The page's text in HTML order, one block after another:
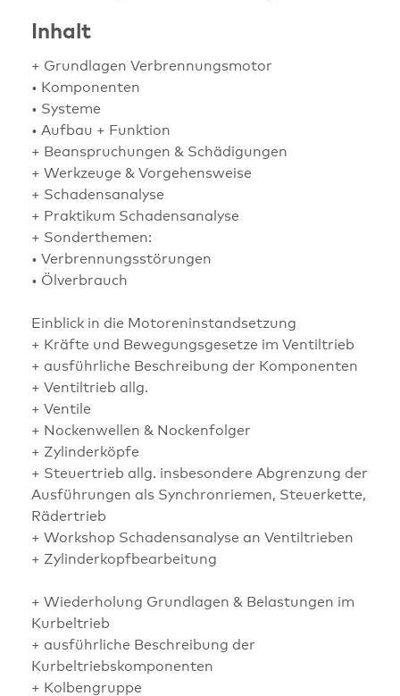
Inhalt
+ Grundlagen Verbrennungsmotor
• Komponenten
• Systeme
• Aufbau + Funktion
+ Beanspruchungen & Schädigungen
+ Werkzeuge & Vorgehensweise
+ Schadensanalyse
+ Praktikum Schadensanalyse
+ Sonderthemen:
• Verbrennungsstörungen
• Ölverbrauch
Einblick in die Motoreninstandsetzung
+ Kräfte und Bewegungsgesetze im Ventiltrieb
+ ausführliche Beschreibung der Komponenten
+ Ventiltrieb allg.
+ Ventile
+ Nockenwellen & Nockenfolger
+ Zylinderköpfe
+ Steuertrieb allg. insbesondere Abgrenzung der
Ausführungen als Synchronriemen, Steuerkette,
Rädertrieb
+ Workshop Schadensanalyse an Ventiltrieben
+ Zylinderkopfbearbeitung
+ Wiederholung Grundlagen & Belastungen im
Kurbeltrieb
+ ausführliche Beschreibung der
Kurbeltriebskomponenten
+ Kolbengruppe